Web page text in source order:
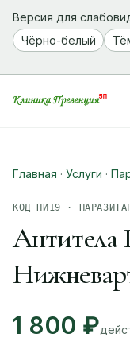
Версия для
Чёрно-белый
Главная · Услуги ·
КОД ПИ19 ·
Антитела
1 800 ₽